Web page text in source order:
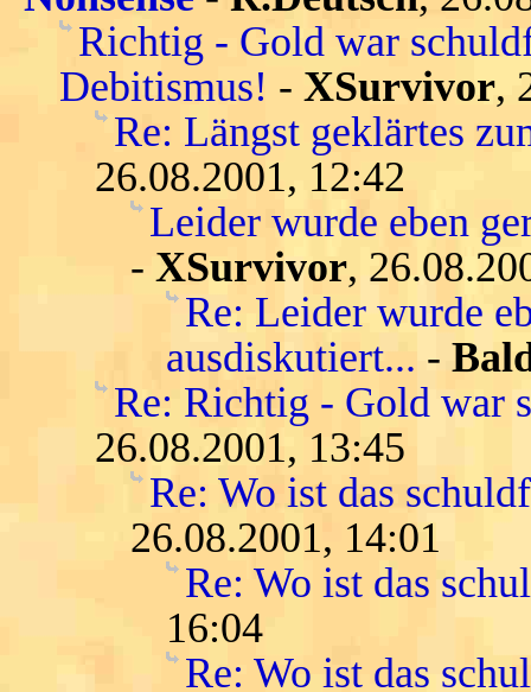
Richtig - Gold war
Debitismus! - XSurvivor,
Re: Längst geklärtes
26.08.2001, 12:42
Leider wurde eben
- XSurvivor,
Re: Leider wurde
ausdiskutiert... -
Re: Richtig - Gold war
26.08.2001, 13:45
Re: Wo ist das
26.08.2001, 14:01
Re: Wo ist das
16:04
Re: Wo ist das